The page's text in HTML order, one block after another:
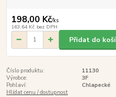
198,00 Kč/ks
163,64 Kč bez DPH
Přidat do
Číslo produktu:
11130
Výrobce:
3F
Pohlaví:
Chlapecké
Hlídat cenu / dostupnost